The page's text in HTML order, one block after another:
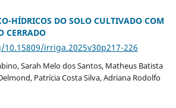
HÍDRICOS DO SOLO CULTIVADO COM
CERRADO
irriga.2025v30p217-226
Sarah Melo dos Santos, Matheus Batista
Patrícia Costa Silva, Adriana Rodolfo